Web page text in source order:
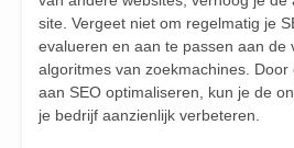
site. Vergeet niet om regelmatig je
evalueren en aan te passen aan de
algoritmes van zoekmachines. Door
aan SEO optimaliseren, kun je de
je bedrijf aanzienlijk verbeteren.